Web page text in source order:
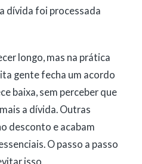
dívida foi processada
longo, mas na prática
gente fecha um acordo
baixa, sem perceber que
a dívida. Outras
desconto e acabam
O passo a passo
isso.